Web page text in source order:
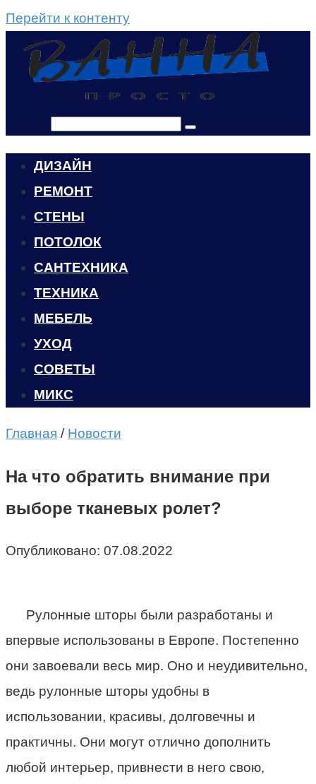
Перейти к контенту
ДИЗАЙН
РЕМОНТ
СТЕНЫ
ПОТОЛОК
САНТЕХНИКА
ТЕХНИКА
МЕБЕЛЬ
УХОД
CОВЕТЫ
МИКС
Главная / Новости
На что обратить внимание при
выборе тканевых ролет?
Опубликовано: 07.08.2022
Рулонные шторы были разработаны и
впервые использованы в Европе. Постепенно
они завоевали весь мир. Оно и неудивительно,
ведь рулонные шторы удобны в
использовании, красивы, долговечны и
практичны. Они могут отлично дополнить
любой интерьер, привнести в него свою,